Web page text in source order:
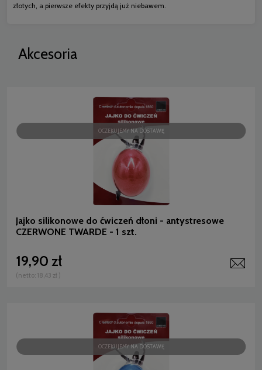
złotych, a pierwsze efekty przyjdą już niebawem.
Akcesoria
Jajko silikonowe do ćwiczeń dłoni - antystresowe
CZERWONE TWARDE - 1 szt.
19,90 zł
(netto: 18,43 zł )
OCZEKUJEMY NA DOSTAWĘ
OCZEKUJEMY NA DOSTAWĘ